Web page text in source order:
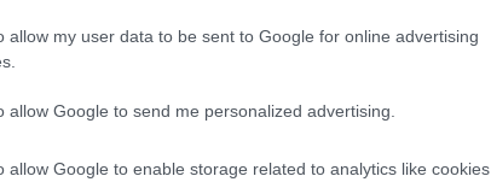
allow my user data to be sent to Google for online advertising
allow Google to send me personalized advertising.
allow Google to enable storage related to analytics like